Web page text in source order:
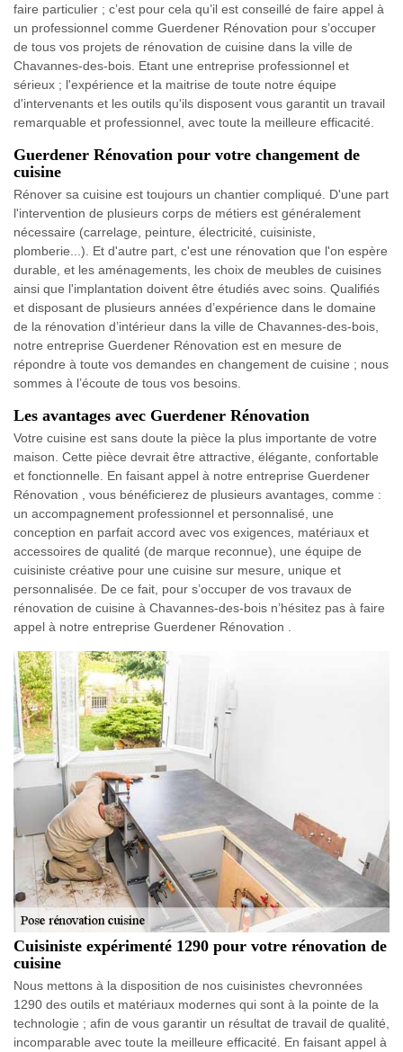
faire particulier ; c’est pour cela qu’il est conseillé de faire appel à
un professionnel comme Guerdener Rénovation pour s’occuper
de tous vos projets de rénovation de cuisine dans la ville de
Chavannes-des-bois. Etant une entreprise professionnel et
sérieux ; l'expérience et la maitrise de toute notre équipe
d'intervenants et les outils qu'ils disposent vous garantit un travail
remarquable et professionnel, avec toute la meilleure efficacité.
Guerdener Rénovation pour votre changement de
cuisine
Rénover sa cuisine est toujours un chantier compliqué. D'une part
l'intervention de plusieurs corps de métiers est généralement
nécessaire (carrelage, peinture, électricité, cuisiniste,
plomberie...). Et d'autre part, c'est une rénovation que l'on espère
durable, et les aménagements, les choix de meubles de cuisines
ainsi que l'implantation doivent être étudiés avec soins. Qualifiés
et disposant de plusieurs années d’expérience dans le domaine
de la rénovation d’intérieur dans la ville de Chavannes-des-bois,
notre entreprise Guerdener Rénovation est en mesure de
répondre à toute vos demandes en changement de cuisine ; nous
sommes à l’écoute de tous vos besoins.
Les avantages avec Guerdener Rénovation
Votre cuisine est sans doute la pièce la plus importante de votre
maison. Cette pièce devrait être attractive, élégante, confortable
et fonctionnelle. En faisant appel à notre entreprise Guerdener
Rénovation , vous bénéficierez de plusieurs avantages, comme :
un accompagnement professionnel et personnalisé, une
conception en parfait accord avec vos exigences, matériaux et
accessoires de qualité (de marque reconnue), une équipe de
cuisiniste créative pour une cuisine sur mesure, unique et
personnalisée. De ce fait, pour s’occuper de vos travaux de
rénovation de cuisine à Chavannes-des-bois n’hésitez pas à faire
appel à notre entreprise Guerdener Rénovation .
Cuisiniste expérimenté 1290 pour votre rénovation de
cuisine
Nous mettons à la disposition de nos cuisinistes chevronnées
1290 des outils et matériaux modernes qui sont à la pointe de la
technologie ; afin de vous garantir un résultat de travail de qualité,
incomparable avec toute la meilleure efficacité. En faisant appel à